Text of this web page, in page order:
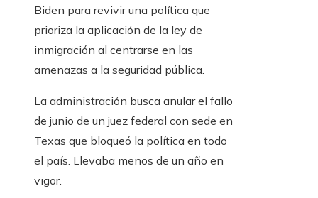
Biden para revivir una política que
prioriza la aplicación de la ley de
inmigración al centrarse en las
amenazas a la seguridad pública.
La administración busca anular el fallo
de junio de un juez federal con sede en
Texas que bloqueó la política en todo
el país. Llevaba menos de un año en
vigor.